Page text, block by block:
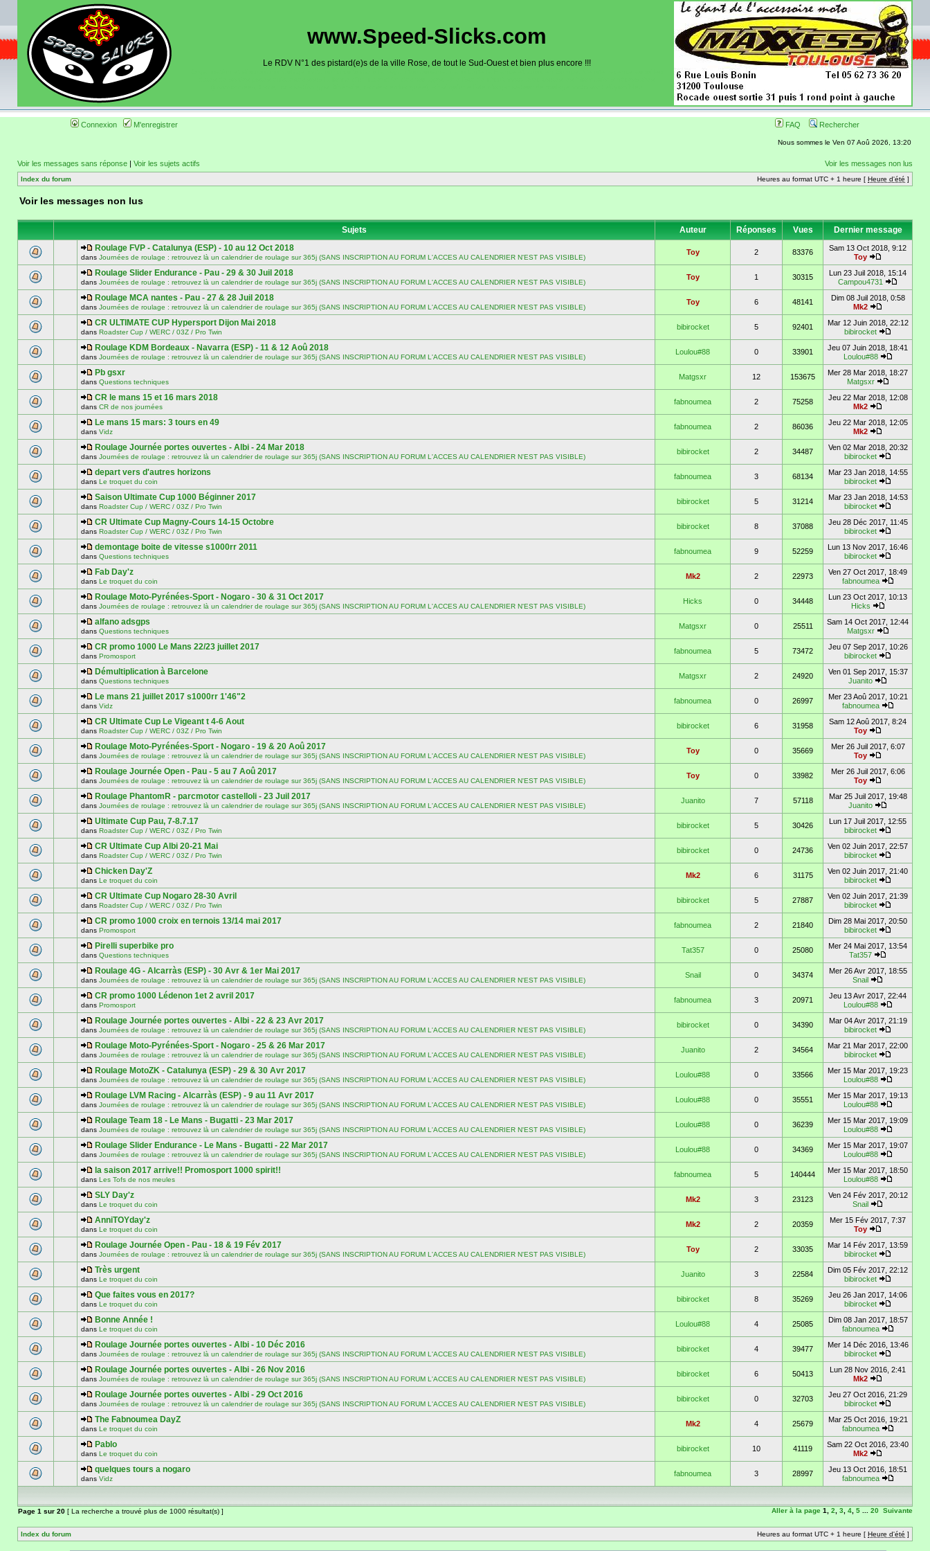
www.Speed-Slicks.com
Le RDV N°1 des pistard(e)s de la ville Rose, de tout le Sud-Ouest et bien plus encore !!!
Connexion M'enregistrer FAQ Rechercher
Nous sommes le Ven 07 Aoû 2026, 13:20
Voir les messages sans réponse | Voir les sujets actifs Voir les messages non lus
Index du forum Heures au format UTC + 1 heure [ Heure d'été ]
Voir les messages non lus
Sujets Auteur Réponses Vues
Dernier message
Roulage FVP - Catalunya (ESP) - 10 au 12 Oct 2018
dans Journées de roulage : retrouvez là un calendrier de roulage sur 365j (SANS INSCRIPTION AU FORUM L'ACCES AU CALENDRIER N'EST PAS VISIBLE)
Toy 2 83376
Sam 13 Oct 2018, 9:12
Toy
Roulage Slider Endurance - Pau - 29 & 30 Juil 2018
dans Journées de roulage : retrouvez là un calendrier de roulage sur 365j (SANS INSCRIPTION AU FORUM L'ACCES AU CALENDRIER N'EST PAS VISIBLE)
Toy 1 30315
Lun 23 Juil 2018, 15:14
Campou4731
Roulage MCA nantes - Pau - 27 & 28 Juil 2018
dans Journées de roulage : retrouvez là un calendrier de roulage sur 365j (SANS INSCRIPTION AU FORUM L'ACCES AU CALENDRIER N'EST PAS VISIBLE)
Toy 6 48141
Dim 08 Juil 2018, 0:58
Mk2
CR ULTIMATE CUP Hypersport Dijon Mai 2018
dans Roadster Cup / WERC / 03Z / Pro Twin
bibirocket 5 92401
Mar 12 Juin 2018, 22:12
bibirocket
Roulage KDM Bordeaux - Navarra (ESP) - 11 & 12 Aoû 2018
dans Journées de roulage : retrouvez là un calendrier de roulage sur 365j (SANS INSCRIPTION AU FORUM L'ACCES AU CALENDRIER N'EST PAS VISIBLE)
Loulou#88 0 33901
Jeu 07 Juin 2018, 18:41
Loulou#88
Pb gsxr
dans Questions techniques
Matgsxr 12 153675
Mer 28 Mar 2018, 18:27
Matgsxr
CR le mans 15 et 16 mars 2018
dans CR de nos journées
fabnoumea 2 75258
Jeu 22 Mar 2018, 12:08
Mk2
Le mans 15 mars: 3 tours en 49
dans Vidz
fabnoumea 2 86036
Jeu 22 Mar 2018, 12:05
Mk2
Roulage Journée portes ouvertes - Albi - 24 Mar 2018
dans Journées de roulage : retrouvez là un calendrier de roulage sur 365j (SANS INSCRIPTION AU FORUM L'ACCES AU CALENDRIER N'EST PAS VISIBLE)
bibirocket 2 34487
Ven 02 Mar 2018, 20:32
bibirocket
depart vers d'autres horizons
dans Le troquet du coin
fabnoumea 3 68134
Mar 23 Jan 2018, 14:55
bibirocket
Saison Ultimate Cup 1000 Béginner 2017
dans Roadster Cup / WERC / 03Z / Pro Twin
bibirocket 5 31214
Mar 23 Jan 2018, 14:53
bibirocket
CR Ultimate Cup Magny-Cours 14-15 Octobre
dans Roadster Cup / WERC / 03Z / Pro Twin
bibirocket 8 37088
Jeu 28 Déc 2017, 11:45
bibirocket
demontage boite de vitesse s1000rr 2011
dans Questions techniques
fabnoumea 9 52259
Lun 13 Nov 2017, 16:46
bibirocket
Fab Day'z
dans Le troquet du coin
Mk2 2 22973
Ven 27 Oct 2017, 18:49
fabnoumea
Roulage Moto-Pyrénées-Sport - Nogaro - 30 & 31 Oct 2017
dans Journées de roulage : retrouvez là un calendrier de roulage sur 365j (SANS INSCRIPTION AU FORUM L'ACCES AU CALENDRIER N'EST PAS VISIBLE)
Hicks 0 34448
Lun 23 Oct 2017, 10:13
Hicks
alfano adsgps
dans Questions techniques
Matgsxr 0 25511
Sam 14 Oct 2017, 12:44
Matgsxr
CR promo 1000 Le Mans 22/23 juillet 2017
dans Promosport
fabnoumea 5 73472
Jeu 07 Sep 2017, 10:26
bibirocket
Démultiplication à Barcelone
dans Questions techniques
Matgsxr 2 24920
Ven 01 Sep 2017, 15:37
Juanito
Le mans 21 juillet 2017 s1000rr 1'46"2
dans Vidz
fabnoumea 0 26997
Mer 23 Aoû 2017, 10:21
fabnoumea
CR Ultimate Cup Le Vigeant t 4-6 Aout
dans Roadster Cup / WERC / 03Z / Pro Twin
bibirocket 6 31958
Sam 12 Aoû 2017, 8:24
Toy
Roulage Moto-Pyrénées-Sport - Nogaro - 19 & 20 Aoû 2017
dans Journées de roulage : retrouvez là un calendrier de roulage sur 365j (SANS INSCRIPTION AU FORUM L'ACCES AU CALENDRIER N'EST PAS VISIBLE)
Toy 0 35669
Mer 26 Juil 2017, 6:07
Toy
Roulage Journée Open - Pau - 5 au 7 Aoû 2017
dans Journées de roulage : retrouvez là un calendrier de roulage sur 365j (SANS INSCRIPTION AU FORUM L'ACCES AU CALENDRIER N'EST PAS VISIBLE)
Toy 0 33982
Mer 26 Juil 2017, 6:06
Toy
Roulage PhantomR - parcmotor castelloli - 23 Juil 2017
dans Journées de roulage : retrouvez là un calendrier de roulage sur 365j (SANS INSCRIPTION AU FORUM L'ACCES AU CALENDRIER N'EST PAS VISIBLE)
Juanito 7 57118
Mar 25 Juil 2017, 19:48
Juanito
Ultimate Cup Pau, 7-8.7.17
dans Roadster Cup / WERC / 03Z / Pro Twin
bibirocket 5 30426
Lun 17 Juil 2017, 12:55
bibirocket
CR Ultimate Cup Albi 20-21 Mai
dans Roadster Cup / WERC / 03Z / Pro Twin
bibirocket 0 24736
Ven 02 Juin 2017, 22:57
bibirocket
Chicken Day'Z
dans Le troquet du coin
Mk2 6 31175
Ven 02 Juin 2017, 21:40
bibirocket
CR Ultimate Cup Nogaro 28-30 Avril
dans Roadster Cup / WERC / 03Z / Pro Twin
bibirocket 5 27887
Ven 02 Juin 2017, 21:39
bibirocket
CR promo 1000 croix en ternois 13/14 mai 2017
dans Promosport
fabnoumea 2 21840
Dim 28 Mai 2017, 20:50
bibirocket
Pirelli superbike pro
dans Questions techniques
Tat357 0 25080
Mer 24 Mai 2017, 13:54
Tat357
Roulage 4G - Alcarràs (ESP) - 30 Avr & 1er Mai 2017
dans Journées de roulage : retrouvez là un calendrier de roulage sur 365j (SANS INSCRIPTION AU FORUM L'ACCES AU CALENDRIER N'EST PAS VISIBLE)
Snail 0 34374
Mer 26 Avr 2017, 18:55
Snail
CR promo 1000 Lédenon 1et 2 avril 2017
dans Promosport
fabnoumea 3 20971
Jeu 13 Avr 2017, 22:44
Loulou#88
Roulage Journée portes ouvertes - Albi - 22 & 23 Avr 2017
dans Journées de roulage : retrouvez là un calendrier de roulage sur 365j (SANS INSCRIPTION AU FORUM L'ACCES AU CALENDRIER N'EST PAS VISIBLE)
bibirocket 0 34390
Mar 04 Avr 2017, 21:19
bibirocket
Roulage Moto-Pyrénées-Sport - Nogaro - 25 & 26 Mar 2017
dans Journées de roulage : retrouvez là un calendrier de roulage sur 365j (SANS INSCRIPTION AU FORUM L'ACCES AU CALENDRIER N'EST PAS VISIBLE)
Juanito 2 34564
Mar 21 Mar 2017, 22:00
bibirocket
Roulage MotoZK - Catalunya (ESP) - 29 & 30 Avr 2017
dans Journées de roulage : retrouvez là un calendrier de roulage sur 365j (SANS INSCRIPTION AU FORUM L'ACCES AU CALENDRIER N'EST PAS VISIBLE)
Loulou#88 0 33566
Mer 15 Mar 2017, 19:23
Loulou#88
Roulage LVM Racing - Alcarràs (ESP) - 9 au 11 Avr 2017
dans Journées de roulage : retrouvez là un calendrier de roulage sur 365j (SANS INSCRIPTION AU FORUM L'ACCES AU CALENDRIER N'EST PAS VISIBLE)
Loulou#88 0 35551
Mer 15 Mar 2017, 19:13
Loulou#88
Roulage Team 18 - Le Mans - Bugatti - 23 Mar 2017
dans Journées de roulage : retrouvez là un calendrier de roulage sur 365j (SANS INSCRIPTION AU FORUM L'ACCES AU CALENDRIER N'EST PAS VISIBLE)
Loulou#88 0 36239
Mer 15 Mar 2017, 19:09
Loulou#88
Roulage Slider Endurance - Le Mans - Bugatti - 22 Mar 2017
dans Journées de roulage : retrouvez là un calendrier de roulage sur 365j (SANS INSCRIPTION AU FORUM L'ACCES AU CALENDRIER N'EST PAS VISIBLE)
Loulou#88 0 34369
Mer 15 Mar 2017, 19:07
Loulou#88
la saison 2017 arrive!! Promosport 1000 spirit!!
dans Les Tofs de nos meules
fabnoumea 5 140444
Mer 15 Mar 2017, 18:50
Loulou#88
SLY Day'z
dans Le troquet du coin
Mk2 3 23123
Ven 24 Fév 2017, 20:12
Snail
AnniTOYday'z
dans Le troquet du coin
Mk2 2 20359
Mer 15 Fév 2017, 7:37
Toy
Roulage Journée Open - Pau - 18 & 19 Fév 2017
dans Journées de roulage : retrouvez là un calendrier de roulage sur 365j (SANS INSCRIPTION AU FORUM L'ACCES AU CALENDRIER N'EST PAS VISIBLE)
Toy 2 33035
Mar 14 Fév 2017, 13:59
bibirocket
Très urgent
dans Le troquet du coin
Juanito 3 22584
Dim 05 Fév 2017, 22:12
bibirocket
Que faites vous en 2017?
dans Le troquet du coin
bibirocket 8 35269
Jeu 26 Jan 2017, 14:06
bibirocket
Bonne Année !
dans Le troquet du coin
Loulou#88 4 25085
Dim 08 Jan 2017, 18:57
fabnoumea
Roulage Journée portes ouvertes - Albi - 10 Déc 2016
dans Journées de roulage : retrouvez là un calendrier de roulage sur 365j (SANS INSCRIPTION AU FORUM L'ACCES AU CALENDRIER N'EST PAS VISIBLE)
bibirocket 4 39477
Mer 14 Déc 2016, 13:46
bibirocket
Roulage Journée portes ouvertes - Albi - 26 Nov 2016
dans Journées de roulage : retrouvez là un calendrier de roulage sur 365j (SANS INSCRIPTION AU FORUM L'ACCES AU CALENDRIER N'EST PAS VISIBLE)
bibirocket 6 50413
Lun 28 Nov 2016, 2:41
Mk2
Roulage Journée portes ouvertes - Albi - 29 Oct 2016
dans Journées de roulage : retrouvez là un calendrier de roulage sur 365j (SANS INSCRIPTION AU FORUM L'ACCES AU CALENDRIER N'EST PAS VISIBLE)
bibirocket 0 32703
Jeu 27 Oct 2016, 21:29
bibirocket
The Fabnoumea DayZ
dans Le troquet du coin
Mk2 4 25679
Mar 25 Oct 2016, 19:21
fabnoumea
Pablo
dans Le troquet du coin
bibirocket 10 41119
Sam 22 Oct 2016, 23:40
Mk2
quelques tours a nogaro
dans Vidz
fabnoumea 3 28997
Jeu 13 Oct 2016, 18:51
fabnoumea
Page 1 sur 20 [ La recherche a trouvé plus de 1000 résultat(s) ] Aller à la page 1 2 3 4 5 20 Suivante
Index du forum Heures au format UTC + 1 heure [ Heure d'été ]